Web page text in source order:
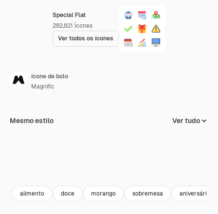
Special Flat
282,821 Ícones
Ver todos os ícones
ícone de bolo
Magnific
Mesmo estilo Ver tudo
alimento doce morango sobremesa aniversário